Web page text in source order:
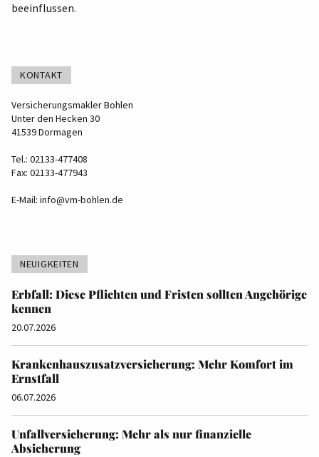
beeinflussen.
KONTAKT
Versicherungsmakler Bohlen
Unter den Hecken 30
41539 Dormagen
Tel.: 02133-477408
Fax: 02133-477943
E-Mail: info@vm-bohlen.de
NEUIGKEITEN
Erbfall: Diese Pflichten und Fristen sollten Angehörige
kennen
20.07.2026
Krankenhauszusatzversicherung: Mehr Komfort im
Ernstfall
06.07.2026
Unfallversicherung: Mehr als nur finanzielle
Absicherung